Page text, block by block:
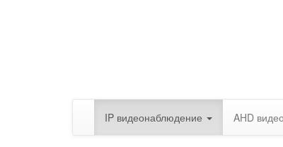
IP видеонаблюдение AHD